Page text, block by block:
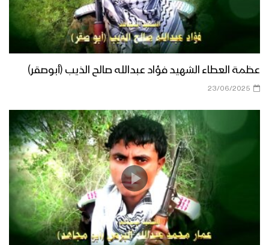
عظمة العطاء الشهيد فؤاد عبدالله صالح الذيب (أبوصقر)
23/06/2025